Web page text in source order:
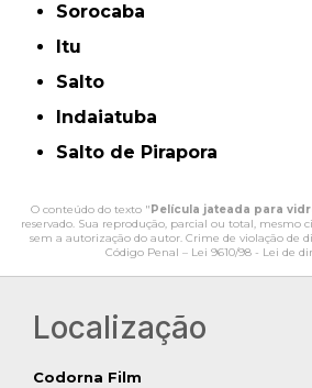
Sorocaba
Itu
Salto
Indaiatuba
Salto de Pirapora
O conteúdo do texto " Película jateada para
reservado. Sua reprodução, parcial ou total, mesmo
sem a autorização do autor. Crime de violação de
Código Penal – Lei 9610/98 - Lei de
Localização
Codorna Film